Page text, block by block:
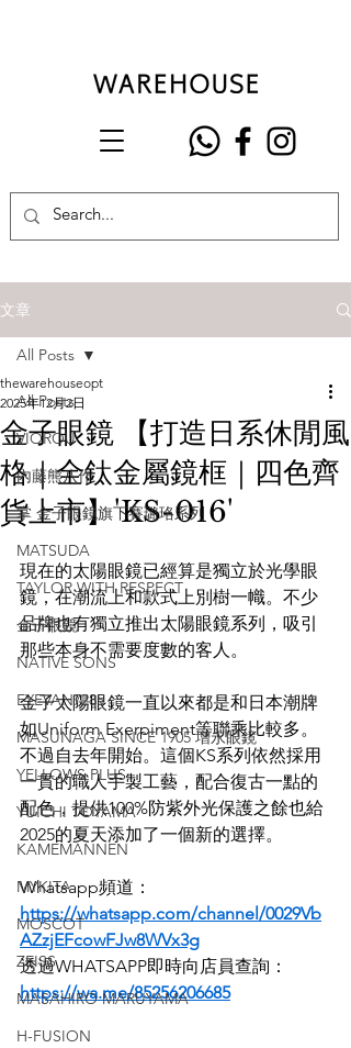
文章
All Posts
VIOROU
內藤熊八作
掌 金子眼鏡旗下賽璐珞系列
MATSUDA
TAYLOR WITH RESPECT
金子眼鏡
NATIVE SONS
EYEVAN7285
MASUNAGA SINCE 1905 增永眼鏡
YELLOWS PLUS
YUICHI TOYAMA
KAMEMANNEN
MYKITA
MOSCOT
ZEISS
MASAHIRO MARUYAMA
H-FUSION
All Posts
金子眼鏡 【打造日系休閒風
格｜全鈦金屬鏡框｜四色齊
貨上市】'KS-016'
thewarehouseopt
2025年12月2日
現在的太陽眼鏡已經算是獨立於光學眼
鏡，在潮流上和款式上別樹一幟。不少
品牌也有獨立推出太陽眼鏡系列，吸引
那些本身不需要度數的客人。
金子太陽眼鏡一直以來都是和日本潮牌
如Uniform Exerpiment等聯乘比較多。
不過自去年開始。這個KS系列依然採用
一貫的職人手製工藝，配合復古一點的
配色，提供100%防紫外光保護之餘也給
2025的夏天添加了一個新的選擇。
Whatsapp頻道：
https://whatsapp.com/channel/0029Vb
AZzjEFcowFJw8WVx3g
透過WHATSAPP即時向店員查詢：
https://wa.me/85256206685